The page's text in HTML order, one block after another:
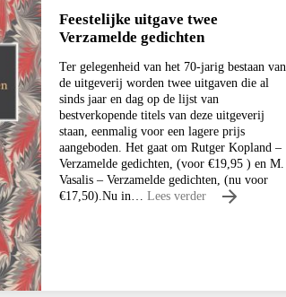
Feestelijke uitgave twee
Verzamelde gedichten
Ter gelegenheid van het 70-jarig bestaan van
de uitgeverij worden twee uitgaven die al
sinds jaar en dag op de lijst van
bestverkopende titels van deze uitgeverij
staan, eenmalig voor een lagere prijs
aangeboden. Het gaat om Rutger Kopland –
Verzamelde gedichten, (voor €19,95 ) en M.
Vasalis – Verzamelde gedichten, (nu voor
€17,50).Nu in… Lees verder